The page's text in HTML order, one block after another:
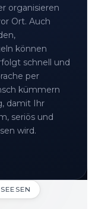
organisieren
Ort. Auch
können
schnell und
per
kümmern
damit Ihr
seriös und
wird.